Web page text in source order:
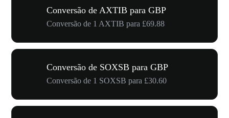
Conversão de AXTIB para GBP
Conversão de 1 AXTIB para £69.88
Conversão de SOXSB para GBP
Conversão de 1 SOXSB para £30.60